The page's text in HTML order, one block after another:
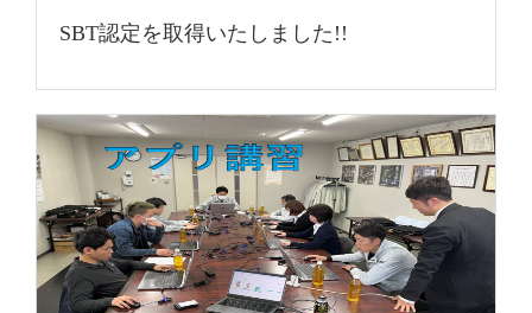
SBT認定を取得いたしました!!